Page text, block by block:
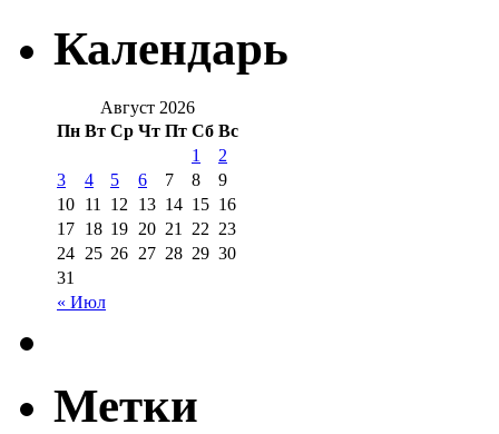
Календарь
Август 2026
Пн Вт Ср Чт Пт Сб Вс
« Июл
1
2
3
4 5 6 7 8
9
10 11 12 13 14 15 16
17 18 19 20 21 22 23
24 25 26 27 28 29 30
31
Метки